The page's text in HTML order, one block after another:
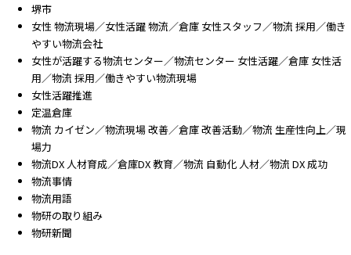
堺市
女性 物流現場／女性活躍 物流／倉庫 女性スタッフ／物流 採用／働き
やすい物流会社
女性が活躍する物流センター／物流センター 女性活躍／倉庫 女性活
用／物流 採用／働きやすい物流現場
女性活躍推進
定温倉庫
物流 カイゼン／物流現場 改善／倉庫 改善活動／物流 生産性向上／現
場力
物流DX 人材育成／倉庫DX 教育／物流 自動化 人材／物流 DX 成功
物流事情
物流用語
物研の取り組み
物研新聞